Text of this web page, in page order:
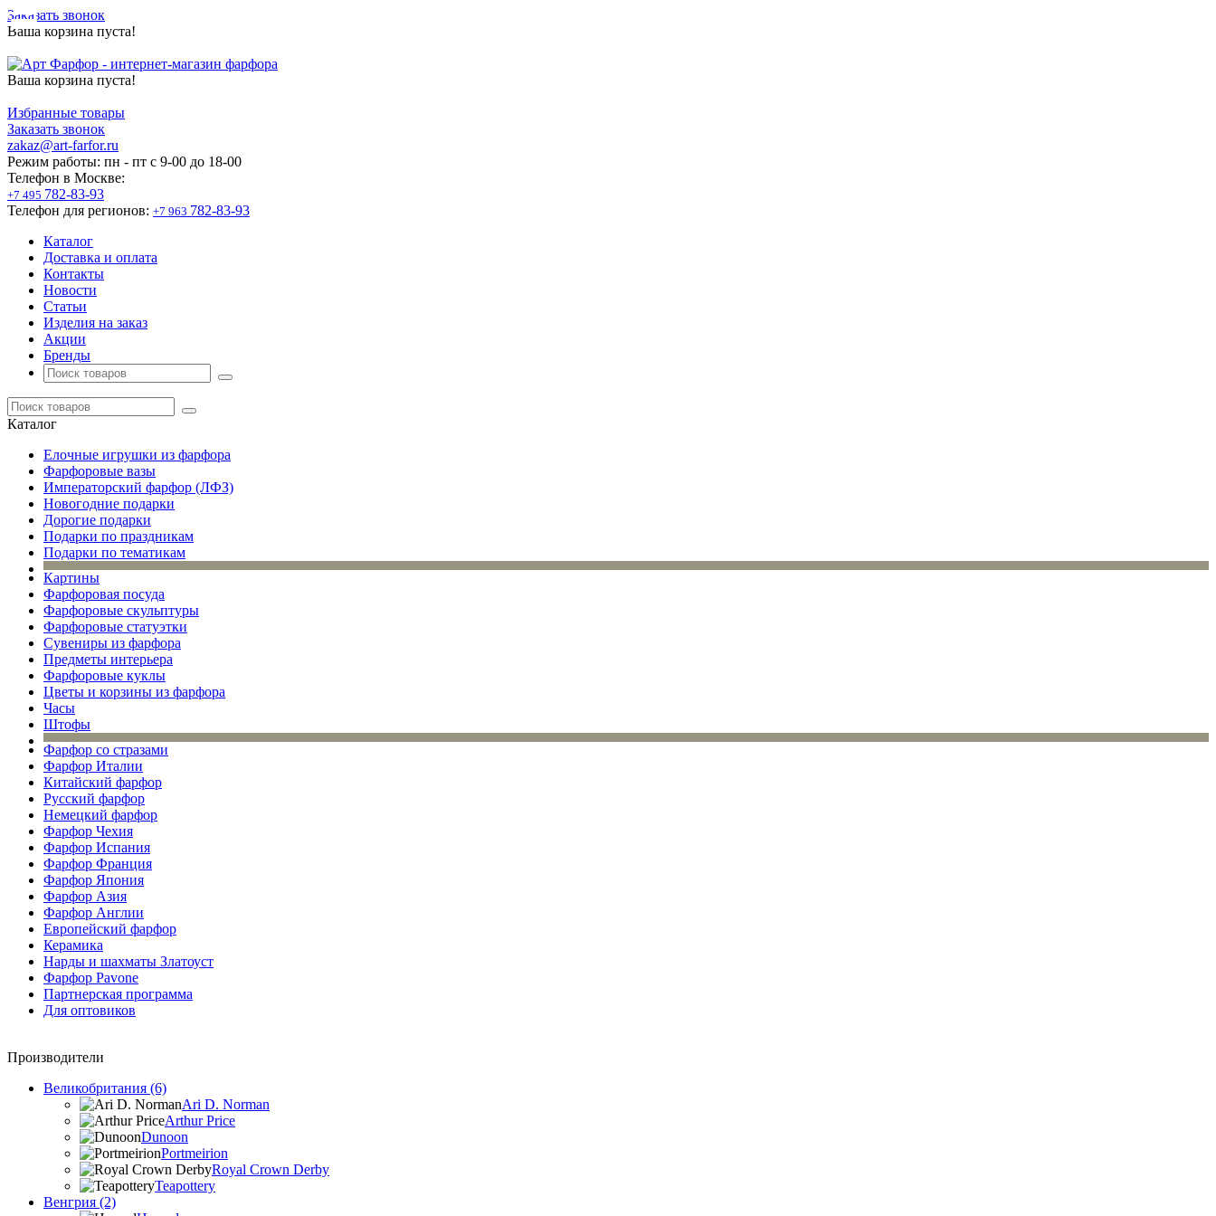
Заказать звонок
Ваша корзина пуста!
Ваша корзина пуста!
Избранные товары
Заказать звонок
zakaz@art-farfor.ru
Режим работы: пн - пт c 9-00 до 18-00
Телефон в Москве:
+7 495 782-83-93
Телефон для регионов: +7 963 782-83-93
Каталог
Доставка и оплата
Контакты
Новости
Статьи
Изделия на заказ
Акции
Бренды
Каталог
Елочные игрушки из фарфора
Фарфоровые вазы
Императорский фарфор (ЛФЗ)
Новогодние подарки
Дорогие подарки
Подарки по праздникам
Подарки по тематикам
Картины
Фарфоровая посуда
Фарфоровые скульптуры
Фарфоровые статуэтки
Сувениры из фарфора
Предметы интерьера
Фарфоровые куклы
Цветы и корзины из фарфора
Часы
Штофы
Фарфор со стразами
Фарфор Италии
Китайский фарфор
Русский фарфор
Немецкий фарфор
Фарфор Чехия
Фарфор Испания
Фарфор Франция
Фарфор Япония
Фарфор Азия
Фарфор Англии
Европейский фарфор
Керамика
Нарды и шахматы Златоуст
Фарфор Pavone
Партнерская программа
Для оптовиков
Производители
Великобритания (6)
Ari D. Norman
Arthur Price
Dunoon
Portmeirion
Royal Crown Derby
Teapottery
Венгрия (2)